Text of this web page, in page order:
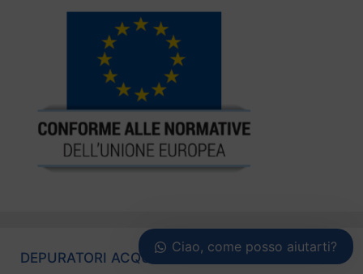
DEPURATORI ACQUA IN TUTTA ITALIA
Ciao, come posso aiutarti?